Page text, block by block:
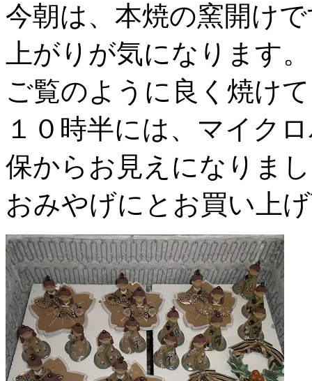
今朝は、本焼の窯開け
上がりが気になります。
ご覧のように良く焼け
１０時半には、マイク
保からお見えになりま
おみやげにとお買い上